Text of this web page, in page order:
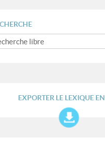
EXPORTER LE LEXIQUE EN